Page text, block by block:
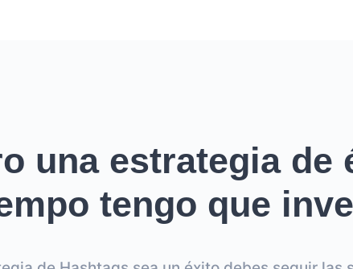
una estrategia de
tengo que